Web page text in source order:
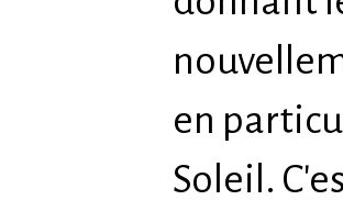
en
Soleil.